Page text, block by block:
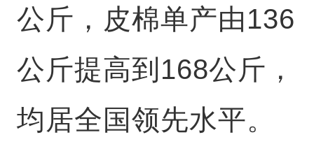
公斤，皮棉单产由136
公斤提高到168公斤，
均居全国领先水平。